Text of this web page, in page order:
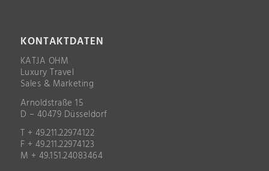
KONTAKTDATEN
KATJA OHM
Luxury Travel
Sales & Marketing
Arnoldstraße 15
D – 40479 Düsseldorf
T + 49.211.22974122
F + 49.211.22974123
M + 49.151.24083464